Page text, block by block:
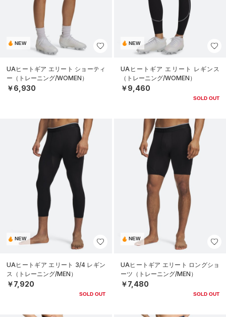
NEW
UAヒートギア エリート ショーティ
ー（トレーニング/WOMEN）
￥6,930
NEW
UAヒートギア エリート レギンス
（トレーニング/WOMEN）
￥9,460
SOLD OUT
NEW
UAヒートギア エリート 3/4 レギン
ス（トレーニング/MEN）
￥7,920
SOLD OUT
NEW
UAヒートギア エリート ロングショ
ーツ（トレーニング/MEN）
￥7,480
SOLD OUT